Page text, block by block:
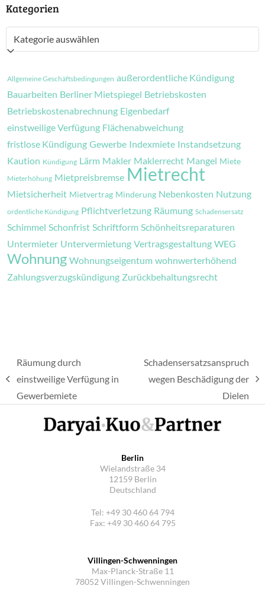
Kategorien
Kategorien
Allgemeine Geschäftsbedingungen außerordentliche Kündigung
Bauarbeiten Berliner Mietspiegel Betriebskosten
Betriebskostenabrechnung Eigenbedarf
einstweilige Verfügung Flächenabweichung
fristlose Kündigung Gewerbe Indexmiete Instandsetzung
Kaution Kündigung Lärm Makler Maklerrecht Mangel Miete
Mieterhöhung Mietpreisbremse Mietrecht
Mietsicherheit Mietvertrag Minderung Nebenkosten Nutzung
ordentliche Kündigung Pflichtverletzung Räumung Schadensersatz
Schimmel Schonfrist Schriftform Schönheitsreparaturen
Untermieter Untervermietung Vertragsgestaltung WEG
Wohnung Wohnungseigentum wohnwerterhöhend
Zahlungsverzugskündigung Zurückbehaltungsrecht
vorheriger
Beitrag:
Räumung durch
einstweilige Verfügung in
Gewerbemiete
Nächster
Beitrag:
Schadensersatzsanspruch
wegen Beschädigung der
Dielen
Berlin
Wielandstraße 34
12159 Berlin
Deutschland
Tel: +49 30 460 64 794
Fax: +49 30 460 64 795
Villingen-Schwenningen
Max-Planck-Straße 11
78052 Villingen-Schwenningen